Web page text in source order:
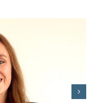
Miguel
e Sérgio
para